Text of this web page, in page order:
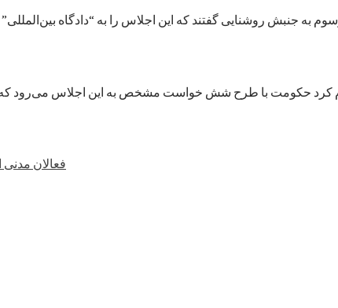
به جنبش روشنایی گفتند که این اجلاس را به “دادگاه
فعالان